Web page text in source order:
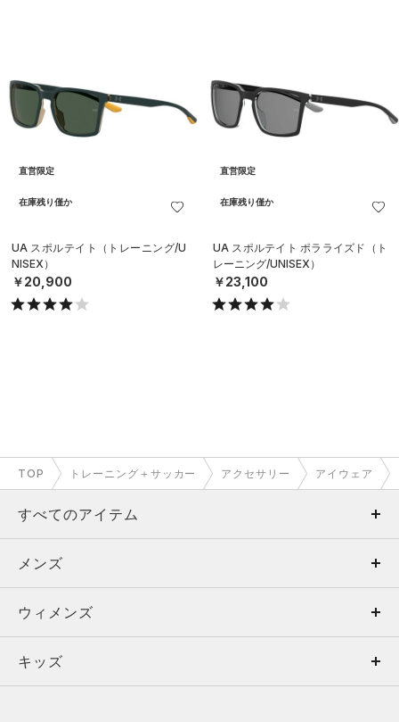
直営限定
在庫残り僅か
UA スポルテイト（トレーニング/U
NISEX）
￥20,900
直営限定
在庫残り僅か
UA スポルテイト ポラライズド（ト
レーニング/UNISEX）
￥23,100
TOP トレーニング＋サッカー アクセサリー アイウェア
すべてのアイテム
メンズ
ウィメンズ
キッズ
メンズ
トップス
ボトムス
ウィメンズ
トップス
キッズ